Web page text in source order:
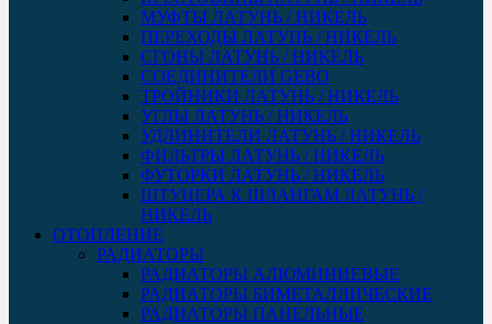
МУФТЫ ЛАТУНЬ / НИКЕЛЬ
ПЕРЕХОДЫ ЛАТУНЬ / НИКЕЛЬ
СГОНЫ ЛАТУНЬ / НИКЕЛЬ
СОЕДИНИТЕЛИ GEBO
ТРОЙНИКИ ЛАТУНЬ / НИКЕЛЬ
УГЛЫ ЛАТУНЬ / НИКЕЛЬ
УДЛИНИТЕЛИ ЛАТУНЬ / НИКЕЛЬ
ФИЛЬТРЫ ЛАТУНЬ / НИКЕЛЬ
ФУТОРКИ ЛАТУНЬ / НИКЕЛЬ
ШТУЦЕРА К ШЛАНГАМ ЛАТУНЬ /
НИКЕЛЬ
ОТОПЛЕНИЕ
РАДИАТОРЫ
РАДИАТОРЫ АЛЮМИНИЕВЫЕ
РАДИАТОРЫ БИМЕТАЛЛИЧЕСКИЕ
РАДИАТОРЫ ПАНЕЛЬНЫЕ